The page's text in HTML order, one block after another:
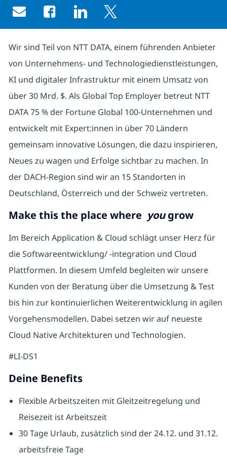
Share via email
Share via Facebook
Share via LinkedIn
Share via twitter
Wir sind Teil von NTT DATA, einem führenden Anbieter
von Unternehmens- und Technologiedienstleistungen,
KI und digitaler Infrastruktur mit einem Umsatz von
über 30 Mrd. $. Als Global Top Employer betreut NTT
DATA 75 % der Fortune Global 100-Unternehmen und
entwickelt mit Expert:innen in über 70 Ländern
gemeinsam innovative Lösungen, die dazu inspirieren,
Neues zu wagen und Erfolge sichtbar zu machen. In
der DACH-Region sind wir an 15 Standorten in
Deutschland, Österreich und der Schweiz vertreten.
Make this the place where yougrow
Im Bereich Application & Cloud schlägt unser Herz für
die Softwareentwicklung/ -integration und Cloud
Plattformen. In diesem Umfeld begleiten wir unsere
Kunden von der Beratung über die Umsetzung & Test
bis hin zur kontinuierlichen Weiterentwicklung in agilen
Vorgehensmodellen. Dabei setzen wir auf neueste
Cloud Native Architekturen und Technologien.
#LI-DS1
Deine Benefits
Flexible Arbeitszeiten mit Gleitzeitregelung und
Reisezeit ist Arbeitszeit
30 Tage Urlaub, zusätzlich sind der 24.12. und 31.12.
arbeitsfreie Tage